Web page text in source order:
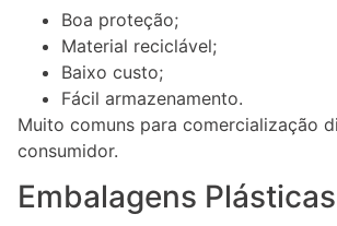
Boa proteção;
Material reciclável;
Baixo custo;
Fácil armazenamento.
Muito comuns para comercialização
consumidor.
Embalagens Plásticas